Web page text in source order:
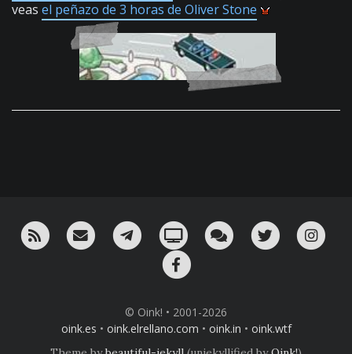
veas el peñazo de 3 horas de Oliver Stone
RSS ¡Mándame un email!¡Nuestro canal en Telegram!
Oink! TV Charla con nosotros
Twitter
© Oink! • 2001-2026
oink.es • oink.elrellano.com • oink.in • oink.wtf